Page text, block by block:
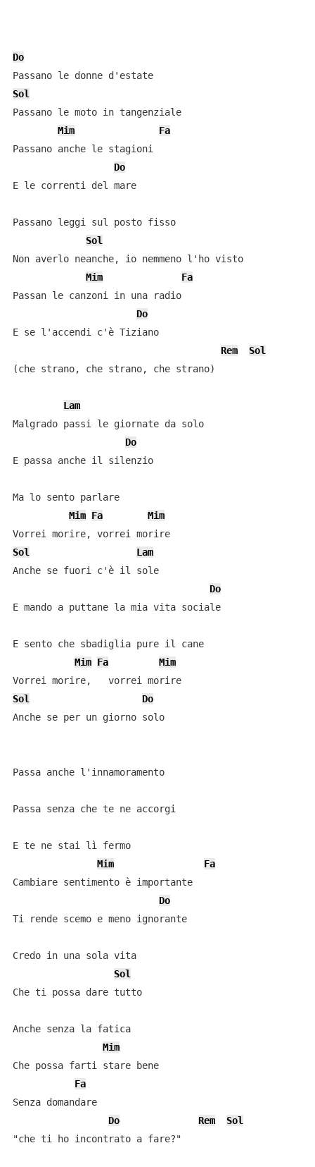
Do
Passano le donne d'estate
Sol
Passano le moto in tangenziale
Mim
Fa
Passano anche le stagioni
Do
E le correnti del mare
Passano leggi sul posto fisso
Sol
Non averlo neanche, io nemmeno l'ho visto
Mim
Fa
Passan le canzoni in una radio
Do
E se l'accendi c'è Tiziano
Rem
Sol
(che strano, che strano, che strano)
Lam
Malgrado passi le giornate da solo
Do
E passa anche il silenzio
Ma lo sento parlare
Mim Fa
Mim
Vorrei morire, vorrei morire
Sol
Lam
Anche se fuori c'è il sole
Do
E mando a puttane la mia vita sociale
E sento che sbadiglia pure il cane
Mim Fa
Mim
Vorrei morire,   vorrei morire
Sol
Do
Anche se per un giorno solo
Passa anche l'innamoramento
Passa senza che te ne accorgi
E te ne stai lì fermo
Mim
Fa
Cambiare sentimento è importante
Do
Ti rende scemo e meno ignorante
Credo in una sola vita
Sol
Che ti possa dare tutto
Anche senza la fatica
Mim
Che possa farti stare bene
Fa
Senza domandare
Do
Rem
Sol
"che ti ho incontrato a fare?"